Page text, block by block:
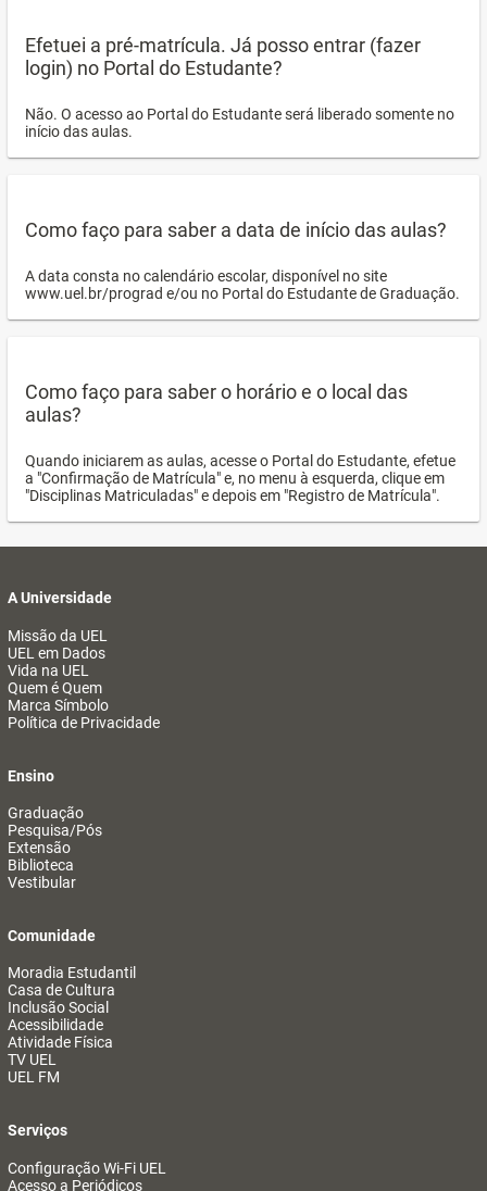
Efetuei a pré-matrícula. Já posso entrar (fazer
login) no Portal do Estudante?
Não. O acesso ao Portal do Estudante será liberado somente no
início das aulas.
Como faço para saber a data de início das aulas?
A data consta no calendário escolar, disponível no site
www.uel.br/prograd e/ou no Portal do Estudante de Graduação.
Como faço para saber o horário e o local das
aulas?
Quando iniciarem as aulas, acesse o Portal do Estudante, efetue
a "Confirmação de Matrícula" e, no menu à esquerda, clique em
"Disciplinas Matriculadas" e depois em "Registro de Matrícula".
A Universidade
Missão da UEL
UEL em Dados
Vida na UEL
Quem é Quem
Marca Símbolo
Política de Privacidade
Ensino
Graduação
Pesquisa/Pós
Extensão
Biblioteca
Vestibular
Comunidade
Moradia Estudantil
Casa de Cultura
Inclusão Social
Acessibilidade
Atividade Física
TV UEL
UEL FM
Serviços
Configuração Wi-Fi UEL
Acesso a Periódicos